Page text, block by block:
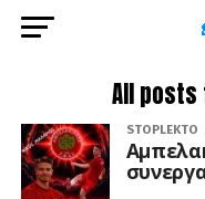
All
STOPLEKTO